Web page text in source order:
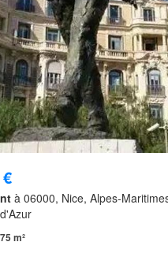
à 06000, Nice, Alpes-
75 m²